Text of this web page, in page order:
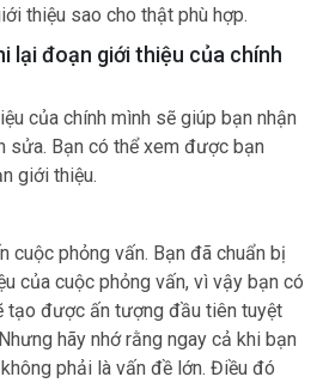
thiệu sao cho thật phù hợp.
lại đoạn giới thiệu của chính
của chính mình sẽ giúp bạn nhận
sửa. Bạn có thể xem được bạn
giới thiệu.
cuộc phỏng vấn. Bạn đã chuẩn bị
của cuộc phỏng vấn, vì vậy bạn có
tạo được ấn tượng đầu tiên tuyệt
hãy nhớ rằng ngay cả khi bạn
phải là vấn đề lớn. Điều đó